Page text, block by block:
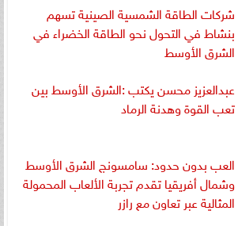
شركات الطاقة الشمسية الصينية تسهم
بنشاط في التحول نحو الطاقة الخضراء في
الشرق الأوسط
عبدالعزيز محسن يكتب :الشرق الأوسط بين
تعب القوة وهدنة الرماد
العب بدون حدود: سامسونج الشرق الأوسط
وشمال أفريقيا تقدم تجربة الألعاب المحمولة
المثالية عبر تعاون مع رازر